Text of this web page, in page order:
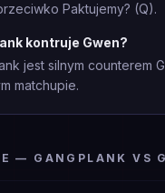
Paktujemy? (Q).
kontruje Gwen?
jest silnym counterem
matchupie.
— GANGPLANK VS